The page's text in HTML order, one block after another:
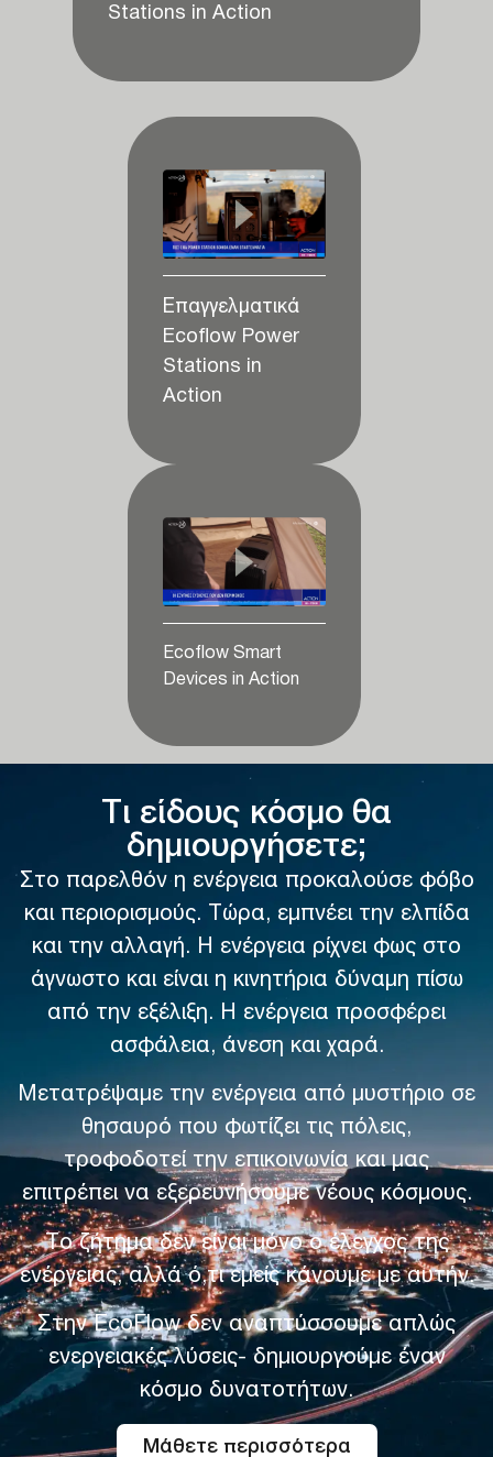
Stations in Action
Επαγγελματικά
Ecoflow Power
Stations in
Action
Ecoflow Smart
Devices in Action
Τι είδους κόσμο θα
δημιουργήσετε;
Στο παρελθόν η ενέργεια προκαλούσε φόβο
και περιορισμούς. Τώρα, εμπνέει την ελπίδα
και την αλλαγή. Η ενέργεια ρίχνει φως στο
άγνωστο και είναι η κινητήρια δύναμη πίσω
από την εξέλιξη. Η ενέργεια προσφέρει
ασφάλεια, άνεση και χαρά.
Μετατρέψαμε την ενέργεια από μυστήριο σε
θησαυρό που φωτίζει τις πόλεις,
τροφοδοτεί την επικοινωνία και μας
επιτρέπει να εξερευνήσουμε νέους κόσμους.
Το ζήτημα δεν είναι μόνο ο έλεγχος της
ενέργειας, αλλά ό,τι εμείς κάνουμε με αυτήν.
Στην EcoFlow δεν αναπτύσσουμε απλώς
ενεργειακές λύσεις- δημιουργούμε έναν
κόσμο δυνατοτήτων.
Μάθετε περισσότερα